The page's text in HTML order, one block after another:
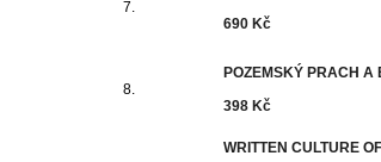
690 Kč
POZEMSKÝ PRACH A
398 Kč
WRITTEN CULTURE